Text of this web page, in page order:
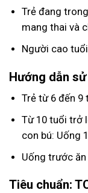
Trẻ đang
mang thai và
Người cao
Hướng dẫn
Trẻ từ 6 đến 9
Từ 10 tuổi trở
con bú: Uống
Uống trước ăn
Tiêu chuẩn: